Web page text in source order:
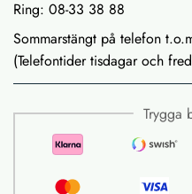
Ring: 08-33 38 88
Sommarstängt på telefon
(Telefontider tisdagar och
Trygga